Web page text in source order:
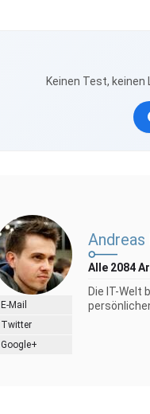
Keinen Test, keinen
E-Mail
Twitter
Google+
Andreas
Alle 2084
Die IT-Welt